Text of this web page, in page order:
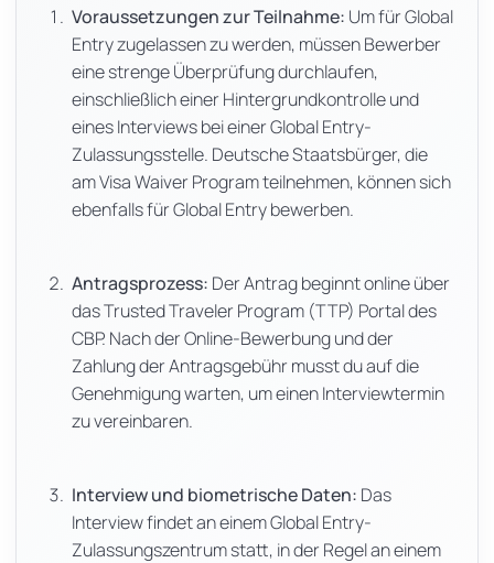
Voraussetzungen zur Teilnahme: Um für Global
Entry zugelassen zu werden, müssen Bewerber
eine strenge Überprüfung durchlaufen,
einschließlich einer Hintergrundkontrolle und
eines Interviews bei einer Global Entry-
Zulassungsstelle. Deutsche Staatsbürger, die
am Visa Waiver Program teilnehmen, können sich
ebenfalls für Global Entry bewerben.
Antragsprozess: Der Antrag beginnt online über
das Trusted Traveler Program (TTP) Portal des
CBP. Nach der Online-Bewerbung und der
Zahlung der Antragsgebühr musst du auf die
Genehmigung warten, um einen Interviewtermin
zu vereinbaren.
Interview und biometrische Daten: Das
Interview findet an einem Global Entry-
Zulassungszentrum statt, in der Regel an einem